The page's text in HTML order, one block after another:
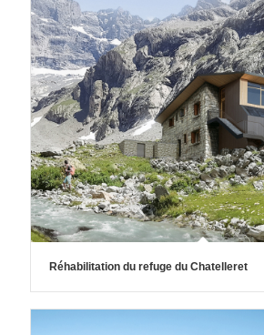
Réhabilitation du refuge du Chatelleret